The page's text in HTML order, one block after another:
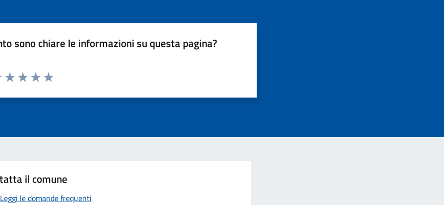
sono chiare le informazioni su questa pagina?
il comune
Leggi le domande frequenti